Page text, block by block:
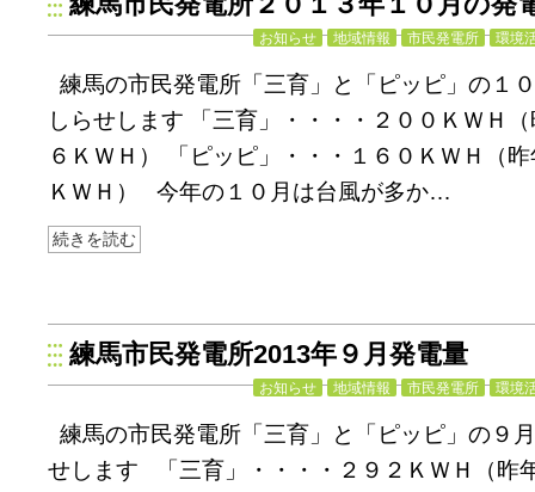
お知らせ 地域情報 市民発電所 環境
練馬の市民発電所「三育」と「ピッピ」の１
しらせします 「三育」・・・・２００ＫＷＨ
６ＫＷＨ） 「ピッピ」・・・１６０ＫＷＨ（
ＫＷＨ） 今年の１０月は台風が多か…
続きを読む
練馬市民発電所2013年９月発電量
お知らせ 地域情報 市民発電所 環境
練馬の市民発電所「三育」と「ピッピ」の９
せします 「三育」・・・・２９２ＫＷＨ（